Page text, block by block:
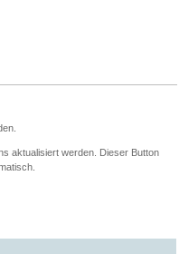
aktualisiert werden. Dieser Button